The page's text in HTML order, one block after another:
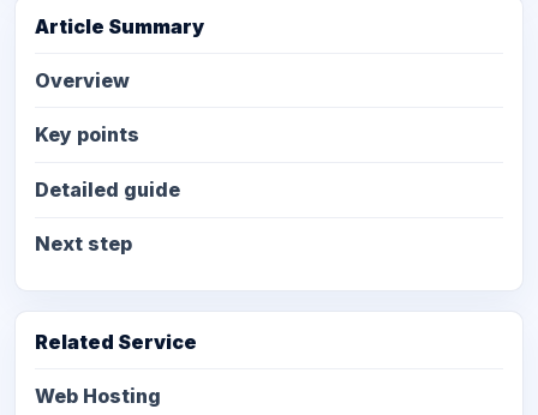
Article Summary
Overview
Key points
Detailed guide
Next step
Related Service
Web Hosting